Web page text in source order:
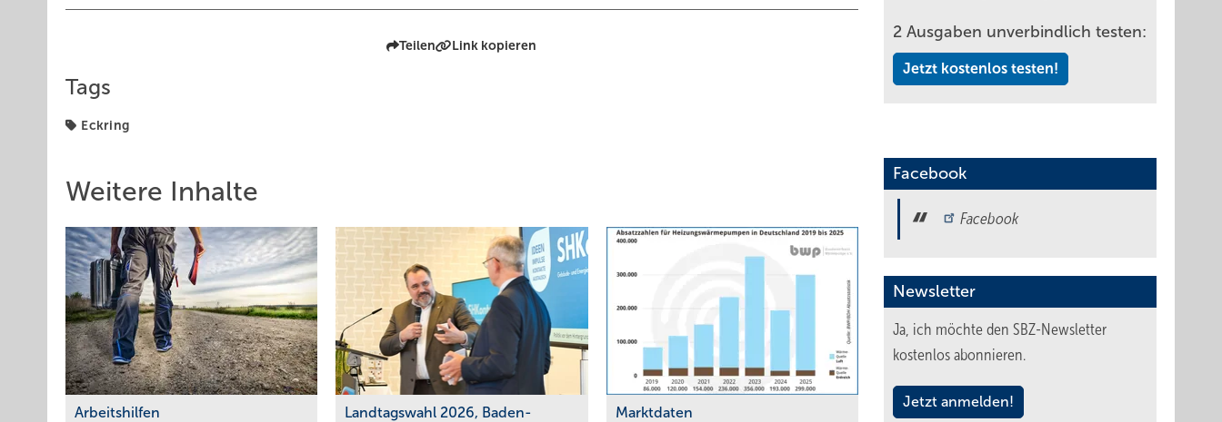
Teilen Link kopieren
Tags
Eckring
Weitere Inhalte
Arbeitshilfen
Landtagswahl 2026, Baden-
Marktdaten
2 Ausgaben unverbindlich testen:
Jetzt kostenlos testen!
Facebook
Facebook
Newsletter
Ja, ich möchte den SBZ-Newsletter
kostenlos abonnieren.
Jetzt anmelden!